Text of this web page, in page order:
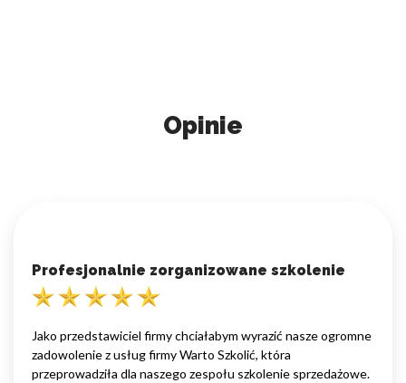
Opinie
Profesjonalnie zorganizowane szkolenie
Jako przedstawiciel firmy chciałabym wyrazić nasze ogromne
zadowolenie z usług firmy Warto Szkolić, która
przeprowadziła dla naszego zespołu szkolenie sprzedażowe.